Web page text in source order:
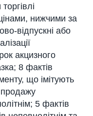
нижчими за
відпускні або
акцизного
8 фактів
що імітують
5 фактів